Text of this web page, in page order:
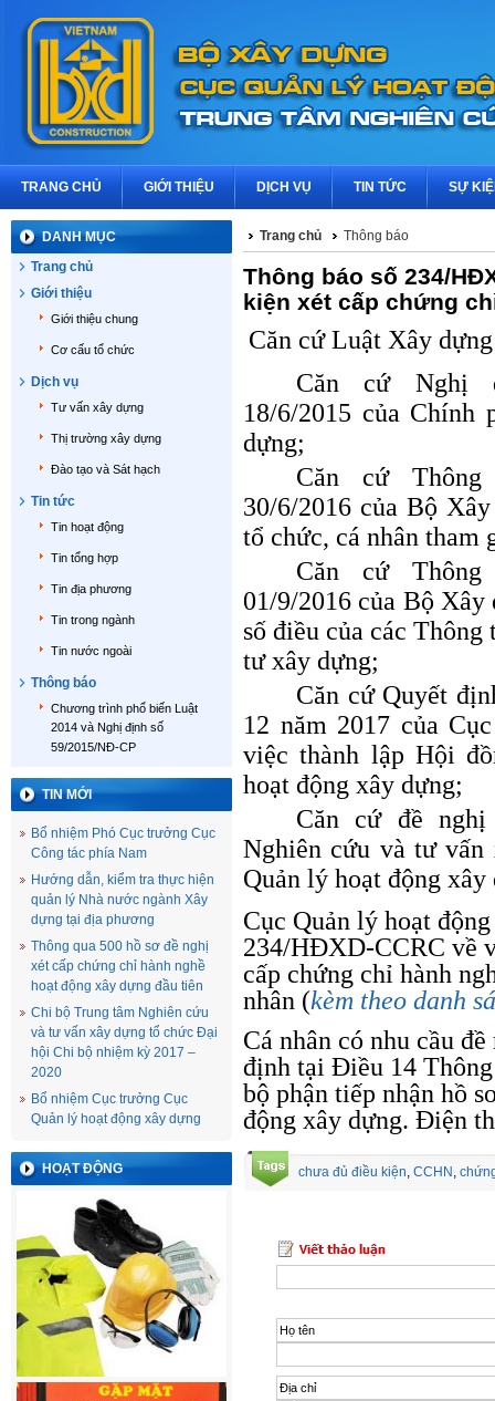
TRANG CHỦ GIỚI THIỆU DỊCH VỤ TIN TỨC SỰ
DANH MỤC
Trang chủ
Giới thiệu
Giới thiệu chung
Cơ cấu tổ chức
Dịch vụ
Tư vấn xây dựng
Thị trường xây dựng
Đào tạo và Sát hạch
Tin tức
Tin hoạt động
Tin tổng hợp
Tin địa phương
Tin trong ngành
Tin nước ngoài
Thông báo
Chương trình phổ biến Luật
2014 và Nghị định số
59/2015/NĐ-CP
TIN MỚI
Bổ nhiệm Phó Cục trưởng Cục
Công tác phía Nam
Hướng dẫn, kiểm tra thực hiện
quản lý Nhà nước ngành Xây
dựng tại địa phương
Thông qua 500 hồ sơ đề nghị
xét cấp chứng chỉ hành nghề
hoạt động xây dựng đầu tiên
Chi bộ Trung tâm Nghiên cứu
và tư vấn xây dựng tổ chức Đại
hội Chi bộ nhiệm kỳ 2017 –
2020
Bổ nhiệm Cục trưởng Cục
Quản lý hoạt động xây dựng
HOẠT ĐỘNG
Trang chủ Thông báo
Thông báo số 234/
kiện xét cấp chứng
Căn cứ Luật Xây
Căn cứ Nghị
18/6/2015 của
dựng;
Căn cứ Thông
30/6/2016 của Bộ
tổ chức, cá nhân tham
Căn cứ Thông
01/9/2016 của Bộ
số điều của các
tư xây dựng;
Căn cứ Quyết
12 năm 2017 của
việc thành lập Hội
hoạt động xây dựng;
Căn cứ đề
Nghiên cứu và tư vấn
Quản lý hoạt động xây
Cục Quản lý hoạt
234/HĐXD-CCRC về
cấp chứng chỉ hành
nhân (kèm theo danh
Cá nhân có nhu cầu
định tại Điều 14
bộ phận tiếp nhận hồ
động xây dựng. Điện
chưa đủ điều kiện, CCHN ,